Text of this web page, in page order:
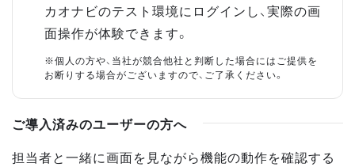
カオナビのテスト環境にログインし、実際の画
面操作が体験できます。
※個人の方や、当社が競合他社と判断した場合にはご提供を
お断りする場合がございますので、ご了承ください。
ご導入済みのユーザーの方へ
担当者と一緒に画面を見ながら機能の動作を確認する